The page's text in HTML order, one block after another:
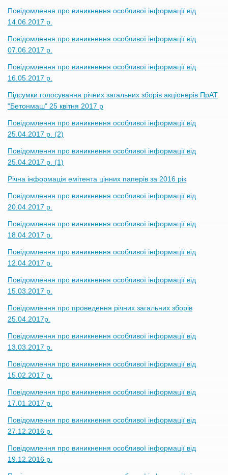
Повідомлення про виникнення особливої інформації від
14.06.2017 р.
Повідомлення про виникнення особливої інформації від
07.06.2017 р.
Повідомлення про виникнення особливої інформації від
16.05.2017 р.
Підсумки голосування річних загальних зборів акціонерів ПрАТ
"Бетонмаш" 25 квітня 2017 р
Повідомлення про виникнення особливої інформації від
25.04.2017 р. (2)
Повідомлення про виникнення особливої інформації від
25.04.2017 р. (1)
Річна інформація емітента цінних паперів за 2016 рік
Повідомлення про виникнення особливої інформації від
20.04.2017 р.
Повідомлення про виникнення особливої інформації від
18.04.2017 р.
Повідомлення про виникнення особливої інформації від
12.04.2017 р.
Повідомлення про виникнення особливої інформації від
15.03.2017 р.
Повідомлення про проведення річних загальних зборів
25.04.2017р.
Повідомлення про виникнення особливої інформації від
13.03.2017 р.
Повідомлення про виникнення особливої інформації від
15.02.2017 р.
Повідомлення про виникнення особливої інформації від
17.01.2017 р.
Повідомлення про виникнення особливої інформації від
27.12.2016 р.
Повідомлення про виникнення особливої інформації від
19.12.2016 р.